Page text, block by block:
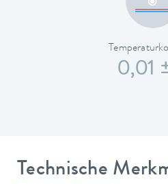
0,01
Technische